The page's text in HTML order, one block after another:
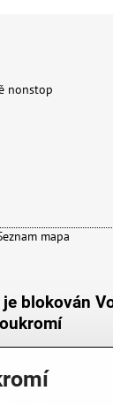
nonstop
blokován
externí obsah?
- souhlas s